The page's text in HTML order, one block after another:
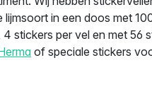
in een doos met
stickers per vel en met 56
of speciale stickers